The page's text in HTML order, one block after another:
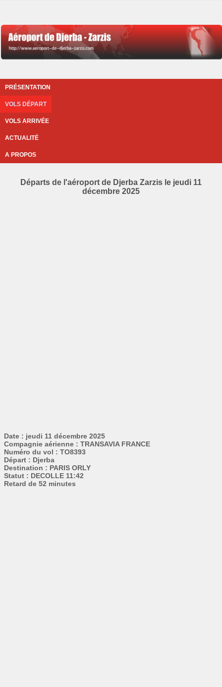
PRÉSENTATION
VOLS DÉPART
VOLS ARRIVÉE
ACTUALITÉ
A PROPOS
Départs de l'aéroport de Djerba Zarzis le jeudi 11
décembre 2025
Date : jeudi 11 décembre 2025
Compagnie aérienne : TRANSAVIA FRANCE
Numéro du vol : TO8393
Départ : Djerba
Destination : PARIS ORLY
Statut : DECOLLE 11:42
Retard de 52 minutes